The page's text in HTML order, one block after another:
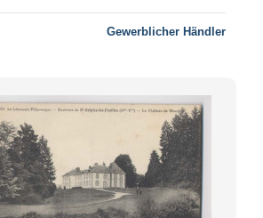
Gewerblicher Händler